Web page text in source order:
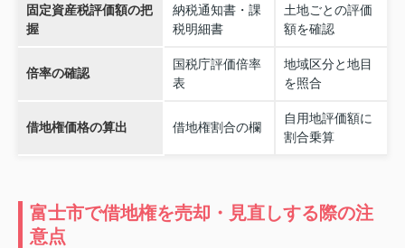
固定資産税評価額の把
握
納税通知書・課
税明細書
土地ごとの評価
額を確認
倍率の確認
国税庁評価倍率
表
地域区分と地目
を照合
借地権価格の算出 借地権割合の欄
自用地評価額に
割合乗算
富士市で借地権を売却・見直しする際の注
意点